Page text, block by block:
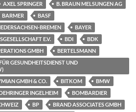
AXEL SPRINGER
B. BRAUN MELSUNGEN AG
BARMER
BASF
BREMEN
BAYER
E.V.
BDI
BDK
GMBH
BERTELSMANN
GESUNDHEITSDIENST UND
GMBH & CO.
BITKOM
BMW
INGELHEIM
BOMBARDIER
BP
BRAND ASSOCIATES GMBH